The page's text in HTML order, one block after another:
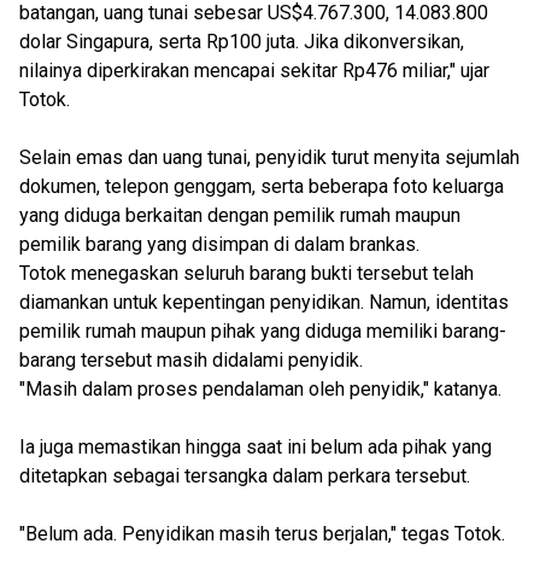
batangan, uang tunai sebesar US$4.767.300, 14.083.800
dolar Singapura, serta Rp100 juta. Jika dikonversikan,
nilainya diperkirakan mencapai sekitar Rp476 miliar," ujar
Totok.
Selain emas dan uang tunai, penyidik turut menyita sejumlah
dokumen, telepon genggam, serta beberapa foto keluarga
yang diduga berkaitan dengan pemilik rumah maupun
pemilik barang yang disimpan di dalam brankas.
Totok menegaskan seluruh barang bukti tersebut telah
diamankan untuk kepentingan penyidikan. Namun, identitas
pemilik rumah maupun pihak yang diduga memiliki barang-
barang tersebut masih didalami penyidik.
"Masih dalam proses pendalaman oleh penyidik," katanya.
Ia juga memastikan hingga saat ini belum ada pihak yang
ditetapkan sebagai tersangka dalam perkara tersebut.
"Belum ada. Penyidikan masih terus berjalan," tegas Totok.